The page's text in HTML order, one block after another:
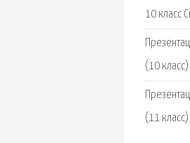
10 класс
(10
(11